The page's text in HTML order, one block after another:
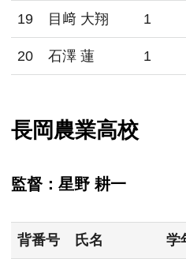
19 目﨑 大翔 1
20 石澤 蓮 1
長岡農業高校
監督：星野 耕一
背番号 氏名 学